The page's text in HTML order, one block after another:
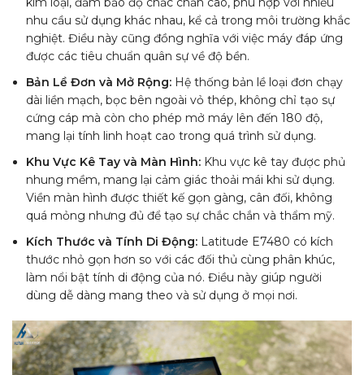
nhu cầu sử dụng khác nhau, kể cả trong môi trường khắc
nghiệt. Điều này cũng đồng nghĩa với việc máy đáp ứng
được các tiêu chuẩn quân sự về độ bền.
Bản Lề Đơn và Mở Rộng: Hệ thống bản lề loại đơn chạy
dài liền mạch, bọc bên ngoài vỏ thép, không chỉ tạo sự
cứng cáp mà còn cho phép mở máy lên đến 180 độ,
mang lại tính linh hoạt cao trong quá trình sử dụng.
Khu Vực Kê Tay và Màn Hình: Khu vực kê tay được phủ
nhung mềm, mang lại cảm giác thoải mái khi sử dụng.
Viền màn hình được thiết kế gọn gàng, cân đối, không
quá mỏng nhưng đủ để tạo sự chắc chắn và thẩm mỹ.
Kích Thước và Tính Di Động: Latitude E7480 có kích
thước nhỏ gọn hơn so với các đối thủ cùng phân khúc,
làm nổi bật tính di động của nó. Điều này giúp người
dùng dễ dàng mang theo và sử dụng ở mọi nơi.